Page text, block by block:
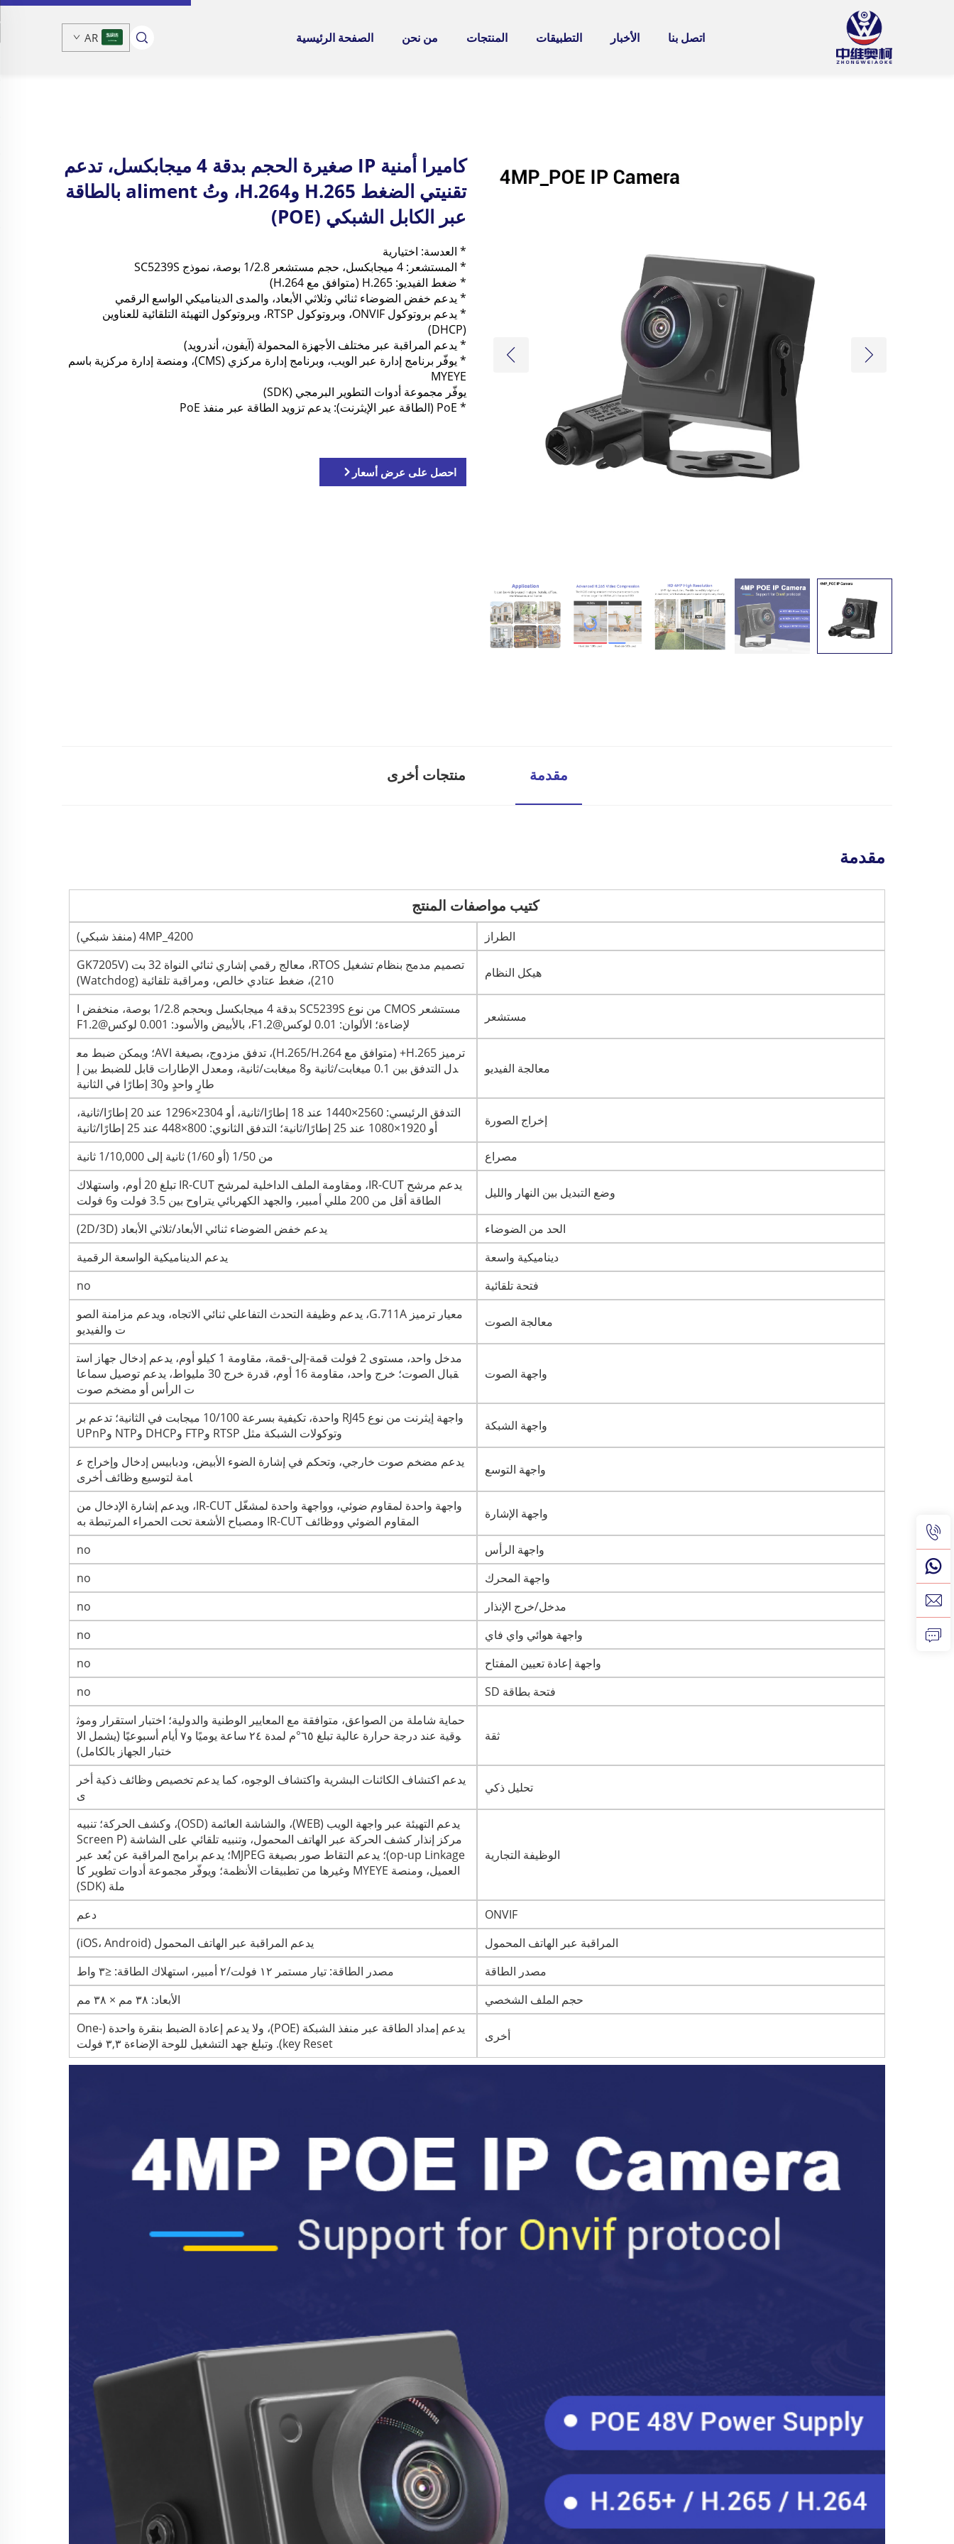
الصفحة الرئيسية من نحن المنتجات التطبيقات الأخبار اتصل بنا AR
كاميرا أمنية IP صغيرة الحجم بدقة 4 ميجابكسل، تدعم
تقنيتي الضغط H.265 وH.264، وتُ aliment بالطاقة
عبر الكابل الشبكي (POE)
* العدسة: اختيارية
* المستشعر: 4 ميجابكسل، حجم مستشعر 1/2.8 بوصة، نموذج SC5239S
* ضغط الفيديو: H.265 (متوافق مع H.264)
* يدعم خفض الضوضاء ثنائي وثلاثي الأبعاد، والمدى الديناميكي الواسع الرقمي
(DHCP)
* يدعم المراقبة عبر مختلف الأجهزة المحمولة (آيفون، أندرويد)
MYEYE
يوفّر مجموعة أدوات التطوير البرمجي (SDK)
* PoE (الطاقة عبر الإيثرنت): يدعم تزويد الطاقة عبر منفذ PoE
احصل على عرض أسعار
مقدمة منتجات أخرى
مقدمة
كتيب مواصفات المنتج
الطراز 4200_4MP (منفذ شبكي)
هيكل النظام
تصميم مدمج بنظام تشغيل RTOS، معالج رقمي إشاري ثنائي النواة 32 بت (GK7205V
210)، ضغط عتادي خالص، ومراقبة تلقائية (Watchdog)
مستشعر
مستشعر CMOS من نوع SC5239S بدقة 4 ميجابكسل وبحجم 1/2.8 بوصة، منخفض ا
لإضاءة؛ الألوان: 0.01 لوكس@F1.2، بالأبيض والأسود: 0.001 لوكس@F1.2
معالجة الفيديو
ترميز H.265+ (متوافق مع H.265/H.264)، تدفق مزدوج، بصيغة AVI؛ ويمكن ضبط مع
دل التدفق بين 0.1 ميغابت/ثانية و8 ميغابت/ثانية، ومعدل الإطارات قابل للضبط بين إ
طارٍ واحدٍ و30 إطارًا في الثانية
إخراج الصورة
التدفق الرئيسي: 2560×1440 عند 18 إطارًا/ثانية، أو 2304×1296 عند 20 إطارًا/ثانية،
أو 1920×1080 عند 25 إطارًا/ثانية؛ التدفق الثانوي: 800×448 عند 25 إطارًا/ثانية
مصراع
من 1/50 (أو 1/60) ثانية إلى 1/10,000 ثانية
وضع التبديل بين النهار والليل
يدعم مرشح IR-CUT، ومقاومة الملف الداخلية لمرشح IR-CUT تبلغ 20 أوم، واستهلاك
الطاقة أقل من 200 مللي أمبير، والجهد الكهربائي يتراوح بين 3.5 فولت و6 فولت
الحد من الضوضاء
يدعم خفض الضوضاء ثنائي الأبعاد/ثلاثي الأبعاد (2D/3D)
ديناميكية واسعة
يدعم الديناميكية الواسعة الرقمية
فتحة تلقائية
no
معالجة الصوت
معيار ترميز G.711A، يدعم وظيفة التحدث التفاعلي ثنائي الاتجاه، ويدعم مزامنة الصو
ت والفيديو
واجهة الصوت
مدخل واحد، مستوى 2 فولت قمة-إلى-قمة، مقاومة 1 كيلو أوم، يدعم إدخال جهاز است
قبال الصوت؛ خرج واحد، مقاومة 16 أوم، قدرة خرج 30 مليواط، يدعم توصيل سماعا
ت الرأس أو مضخم صوت
واجهة الشبكة
واجهة إيثرنت من نوع RJ45 واحدة، تكيفية بسرعة 10/100 ميجابت في الثانية؛ تدعم بر
وتوكولات الشبكة مثل RTSP وFTP وDHCP وNTP وUPnP
واجهة التوسع
يدعم مضخم صوت خارجي، وتحكم في إشارة الضوء الأبيض، ودبابيس إدخال وإخراج ع
امة لتوسيع وظائف أخرى
واجهة الإشارة
واجهة واحدة لمقاوم ضوئي، وواجهة واحدة لمشغّل IR-CUT، ويدعم إشارة الإدخال من
المقاوم الضوئي ووظائف IR-CUT ومصباح الأشعة تحت الحمراء المرتبطة به
واجهة الرأس
no
واجهة المحرك
no
مدخل/خرج الإنذار
no
واجهة هوائي واي فاي
no
واجهة إعادة تعيين المفتاح
no
فتحة بطاقة SD
no
ثقة
حماية شاملة من الصواعق، متوافقة مع المعايير الوطنية والدولية؛ اختبار استقرار وموث
وقية عند درجة حرارة عالية تبلغ ٦٥°م لمدة ٢٤ ساعة يوميًا و٧ أيام أسبوعيًا (يشمل الا
ختبار الجهاز بالكامل)
تحليل ذكي
يدعم اكتشاف الكائنات البشرية واكتشاف الوجوه، كما يدعم تخصيص وظائف ذكية أخر
ى
الوظيفة التجارية
يدعم التهيئة عبر واجهة الويب (WEB)، والشاشة العائمة (OSD)، وكشف الحركة؛ تنبيه
مركز إنذار كشف الحركة عبر الهاتف المحمول، وتنبيه تلقائي على الشاشة (Screen P
op-up Linkage)؛ يدعم التقاط صور بصيغة MJPEG؛ يدعم برامج المراقبة عن بُعد عبر
العميل، ومنصة MYEYE وغيرها من تطبيقات الأنظمة؛ ويوفّر مجموعة أدوات تطوير كا
ملة (SDK)
ONVIF
دعم
المراقبة عبر الهاتف المحمول
يدعم المراقبة عبر الهاتف المحمول (iOS، Android)
مصدر الطاقة
مصدر الطاقة: تيار مستمر ١٢ فولت/٢ أمبير، استهلاك الطاقة: ≤٣ واط
حجم الملف الشخصي
الأبعاد: ٣٨ مم × ٣٨ مم
أخرى
يدعم إمداد الطاقة عبر منفذ الشبكة (POE)، ولا يدعم إعادة الضبط بنقرة واحدة (One-
key Reset). وتبلغ جهد التشغيل للوحة الإضاءة ٣,٣ فولت